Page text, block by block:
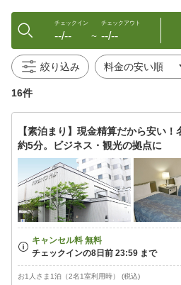
チェックイン
--/-- 〜
チェックアウト
--/--
絞り込み
16件
【素泊まり】現金精算だから安い
約5分。ビジネス・観光の拠点に
お1人さま1泊（2名1室利用時） (税込)